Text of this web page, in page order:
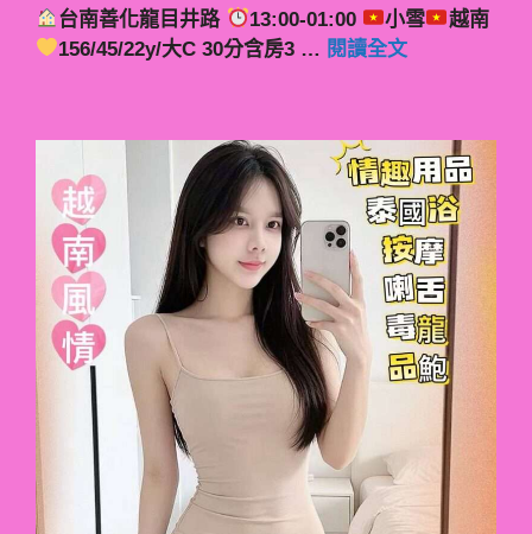
台南善化龍目井路 13:00-01:00 小雪
越南
156/45/22y/大C 30分含房3 … 閱讀全文